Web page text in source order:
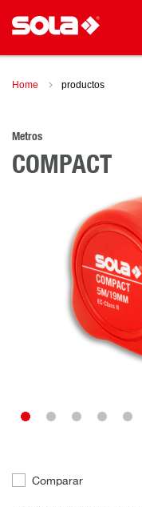
Home productos
Metros
COMPACT
Comparar